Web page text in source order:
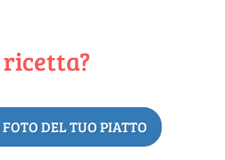
DEL TUO PIATTO